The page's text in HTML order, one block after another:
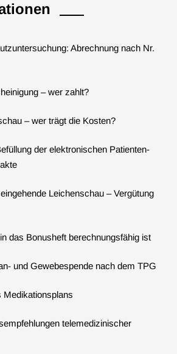
Abrechnung nach Nr.
– wer zahlt?
– wer trägt die Kosten?
der elektronischen Patienten-
Leichenschau – Vergütung
das Bonusheft berechnungsfähig ist
und Gewebespende nach dem TPG
Medikationsplans
telemedizinischer